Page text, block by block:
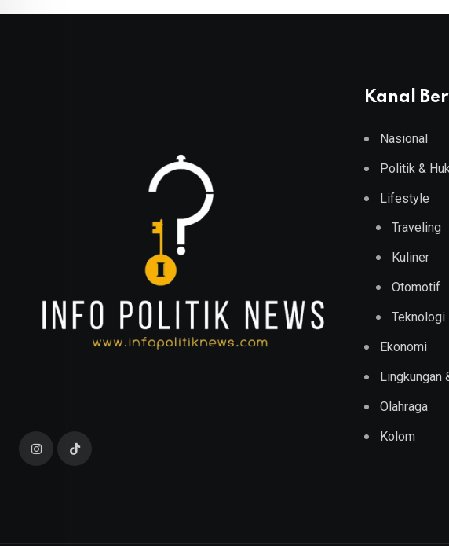
Kanal
Nasional
Politik &
Lifestyle
Traveling
Kuliner
Otomotif
Teknologi
Ekonomi
Lingkungan
Olahraga
Kolom